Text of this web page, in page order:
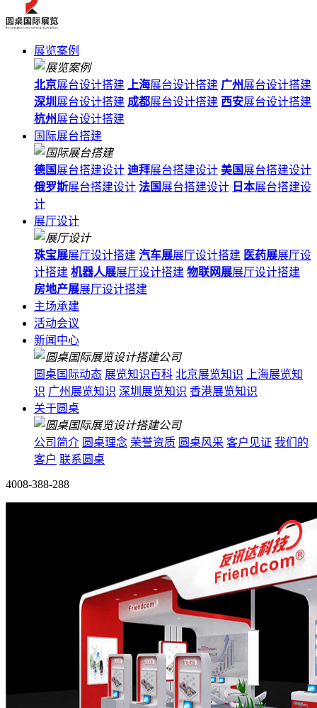
展览案例
北京展台设计搭建 上海展台设计搭建 广州展台设计搭建
深圳 展台设计搭建 成都展台设计搭建 西安展台设计搭建
杭州展台设计搭建
国际展台搭建
德国 展台搭建设计 迪拜展台搭建设计 美国 展台搭建设计
俄罗斯展台搭建设计 法国 展台搭建设计 日本展台搭建设
计
展厅设计
珠宝展展厅设计搭建 汽车展展厅设计搭建 医药展展厅设
计搭建 机器人展展厅设计搭建 物联网展展厅设计搭建
房地产展展厅设计搭建
主场承建
活动会议
新闻中心
圆桌国际动态 展览知识百科 北京展览知识
上海展览知
识 广州展览知识 深圳展览知识 香港展览知识
关于圆桌
公司简介 圆桌理念 荣誉资质 圆桌风采 客户见证 我们的
客户 联系圆桌
4008-388-288